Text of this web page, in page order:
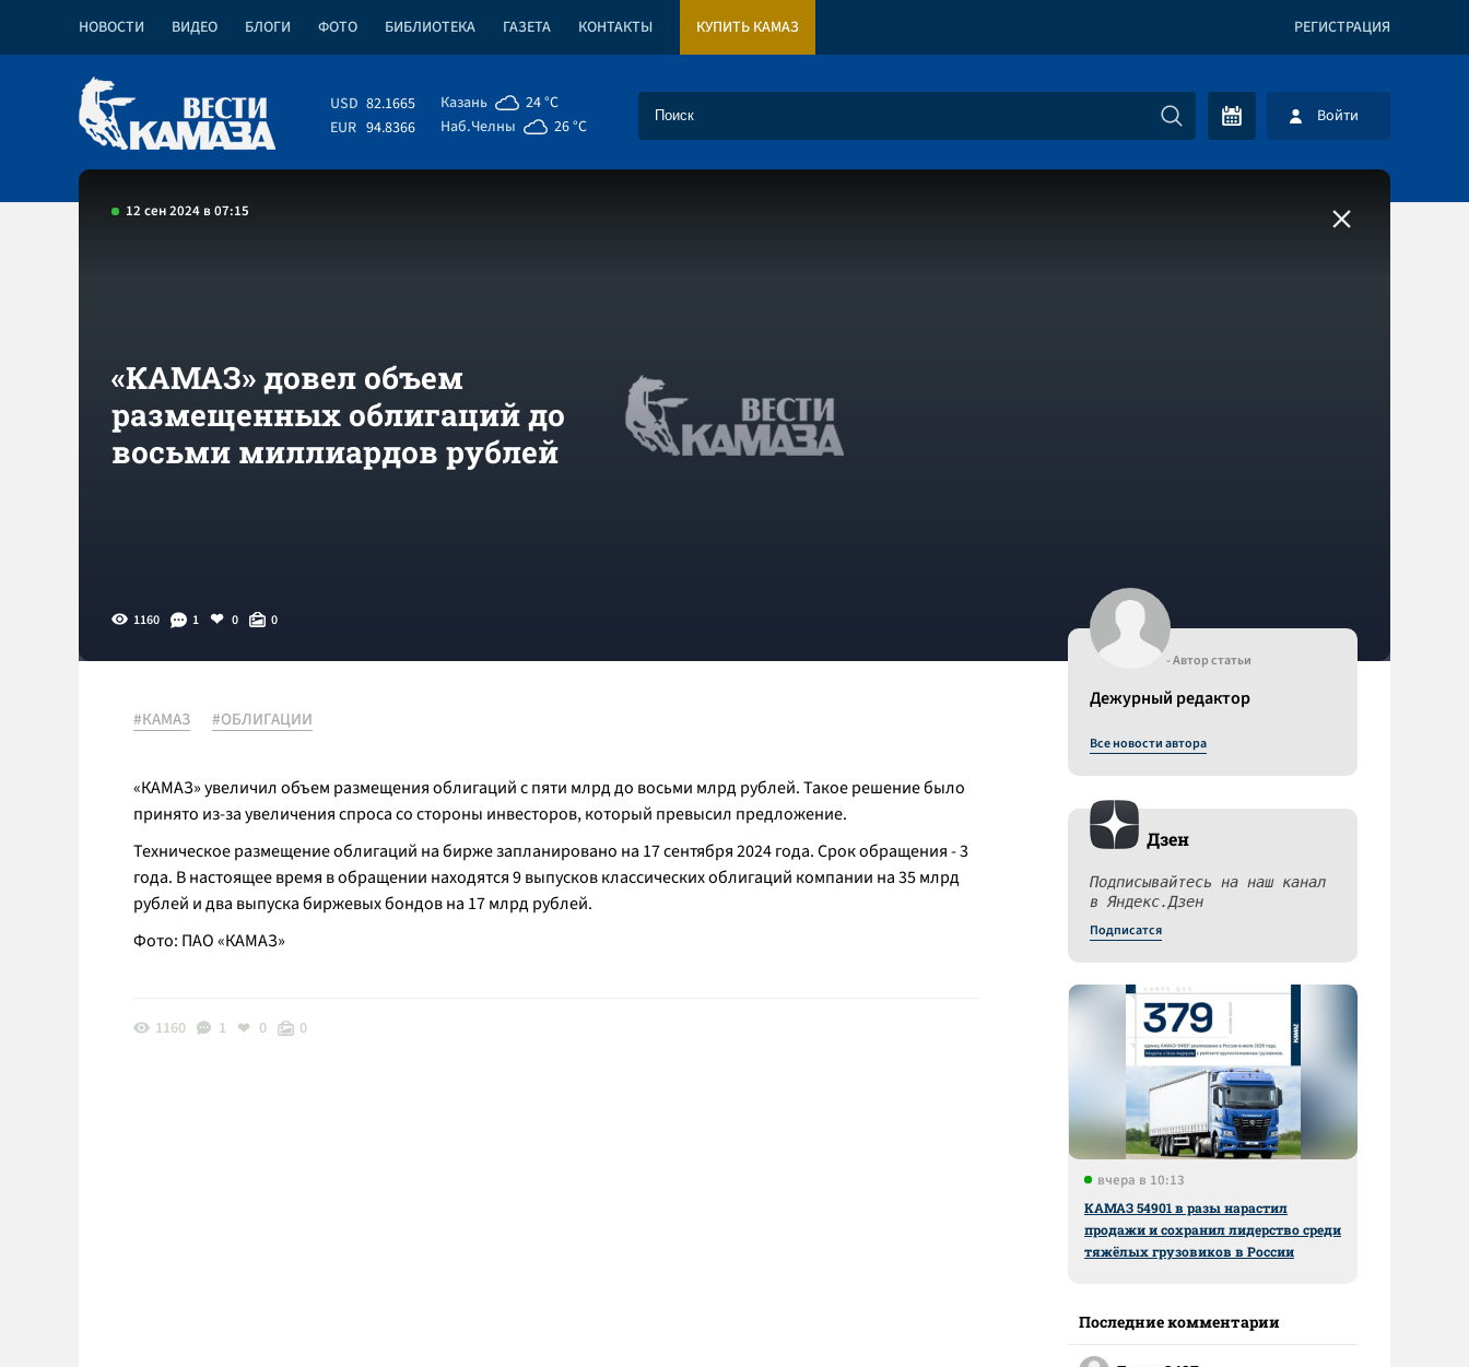
НОВОСТИ ВИДЕО БЛОГИ ФОТО БИБЛИОТЕКА ГАЗЕТА КОНТАКТЫ КУПИТЬ КАМАЗ РЕГИСТРАЦИЯ
USD 82.1665
EUR 94.8366
Казань
24 °C
Наб.Челны
26 °C Войти
12 сен 2024 в 07:15
«КАМАЗ» довел объем
размещенных облигаций до
восьми миллиардов рублей
1160 1 0 0
#КАМАЗ #ОБЛИГАЦИИ
«КАМАЗ» увеличил объем размещения облигаций с пяти млрд до восьми млрд рублей. Такое решение было
принято из-за увеличения спроса со стороны инвесторов, который превысил предложение.
Техническое размещение облигаций на бирже запланировано на 17 сентября 2024 года. Срок обращения - 3
года. В настоящее время в обращении находятся 9 выпусков классических облигаций компании на 35 млрд
рублей и два выпуска биржевых бондов на 17 млрд рублей.
Фото: ПАО «КАМАЗ»
1160 1 0 0
- Автор статьи
Дежурный редактор
Все новости автора
Дзен
Подписывайтесь на наш канал
в Яндекс.Дзен
Подписатся
вчера в 10:13
КАМАЗ 54901 в разы нарастил
продажи и сохранил лидерство среди
тяжёлых грузовиков в России
Последние комментарии